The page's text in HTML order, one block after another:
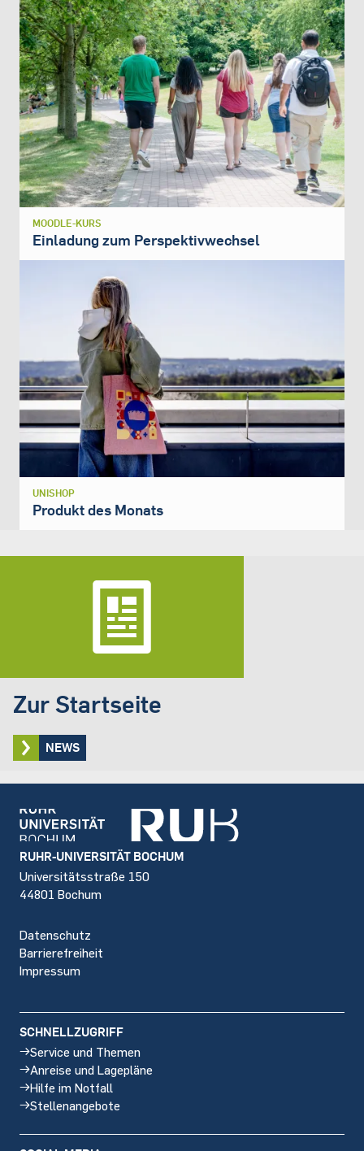
MOODLE-KURS
Einladung zum Perspektivwechsel
UNISHOP
Produkt des Monats
Zur Startseite
NEWS
Footer
RUHR-UNIVERSITÄT BOCHUM
Universitätsstraße 150
44801 Bochum
Datenschutz
Barrierefreiheit
Impressum
SCHNELLZUGRIFF
Service und Themen
Anreise und Lagepläne
Hilfe im Notfall
Stellenangebote